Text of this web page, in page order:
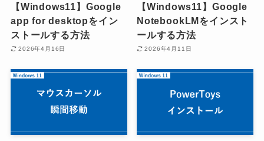
【Windows11】Google
app for desktopをイン
ストールする方法
2026年4月16日
【Windows11】Google
NotebookLMをインスト
ールする方法
2026年4月11日